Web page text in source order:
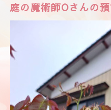
庭の魔術師Oさんの